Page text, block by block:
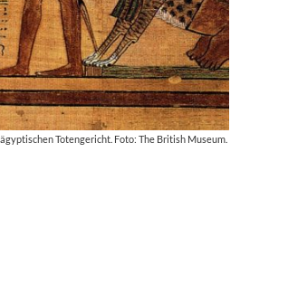
Totengericht. Foto: The British Museum.